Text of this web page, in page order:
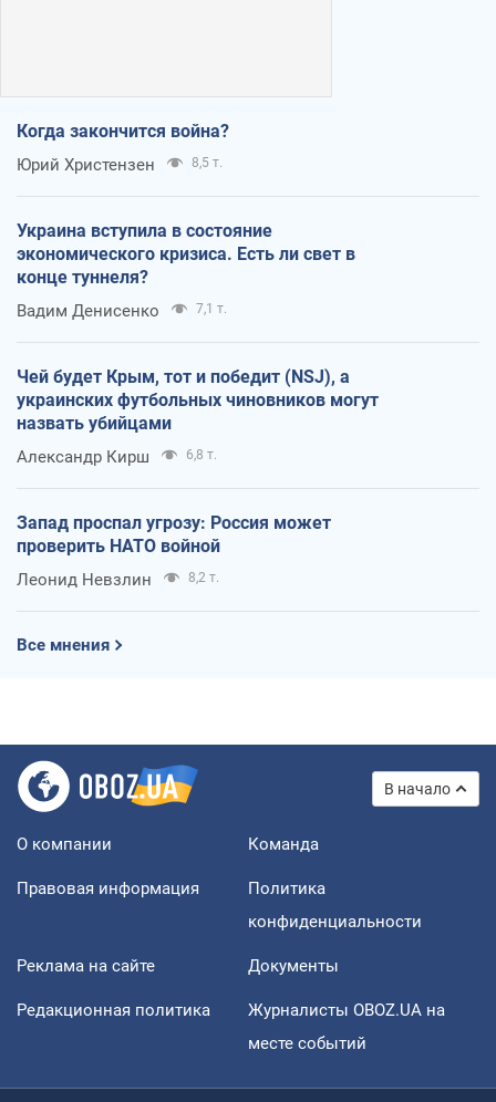
Когда закончится война?
Юрий Христензен 8,5 т.
Украина вступила в состояние
экономического кризиса. Есть ли свет в
конце туннеля?
Вадим Денисенко 7,1 т.
Чей будет Крым, тот и победит (NSJ), а
украинских футбольных чиновников могут
назвать убийцами
Александр Кирш 6,8 т.
Запад проспал угрозу: Россия может
проверить НАТО войной
Леонид Невзлин 8,2 т.
Все мнения
В начало
О компании Команда
Правовая информация
Политика
конфиденциальности
Реклама на сайте Документы
Редакционная политика
Журналисты OBOZ.UA на
месте событий